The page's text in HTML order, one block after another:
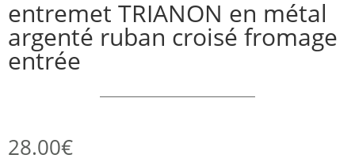
entremet TRIANON en métal
argenté ruban croisé fromage
entrée
28.00€